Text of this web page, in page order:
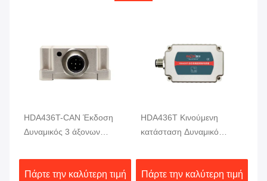
HDA436T-CAN Έκδοση
Δυναμικός 3 άξονων
αισθητήρας κίνησης MEMS
αισθητήρας γωνίας
Πάρτε την καλύτερη τιμή
HDA436T Κινούμενη
κατάσταση Δυναμικό
γωνίας 3 άξονας Υψηλή
ακρίβεια
Πάρτε την καλύτερη τιμή